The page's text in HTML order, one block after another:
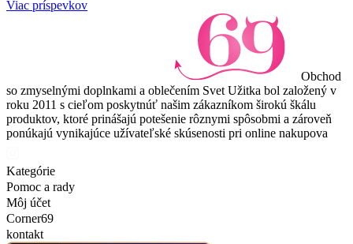
Viac príspevkov
Obchod
so zmyselnými doplnkami a oblečením Svet Užitka bol založený v
roku 2011 s cieľom poskytnúť našim zákazníkom širokú škálu
produktov, ktoré prinášajú potešenie rôznymi spôsobmi a zároveň
ponúkajú vynikajúce užívateľské skúsenosti pri online nakupova
Kategórie
Pomoc a rady
Môj účet
Corner69
kontakt